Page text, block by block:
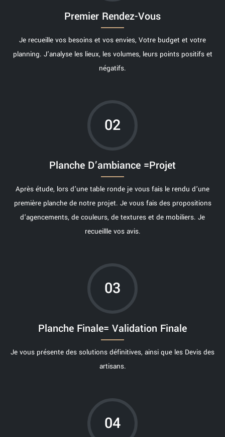
Premier Rendez-Vous
Je recueille vos besoins et vos envies, Votre budget et votre
planning. J'analyse les lieux, les volumes, leurs points positifs et
négatifs.
02
Planche D’ambiance =Projet
Après étude, lors d’une table ronde je vous fais le rendu d’une
première planche de notre projet. Je vous fais des propositions
d’agencements, de couleurs, de textures et de mobiliers. Je
recueillle vos avis.
03
Planche Finale= Validation Finale
Je vous présente des solutions définitives, ainsi que les Devis des
artisans.
04